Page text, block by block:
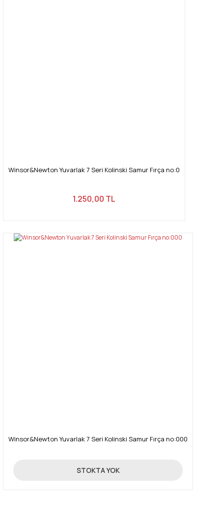
Winsor&Newton Yuvarlak 7 Seri Kolinski Samur Fırça no:0
1.250,00 TL
Winsor&Newton Yuvarlak 7 Seri Kolinski Samur Fırça no:000
1.215,00 TL
STOKTA YOK